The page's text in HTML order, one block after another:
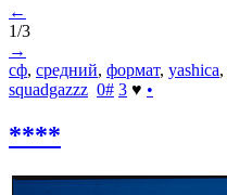
←
1/3
→
сф, средний, формат, yashica,
squadgazzz 0# 3 ♥ •
****